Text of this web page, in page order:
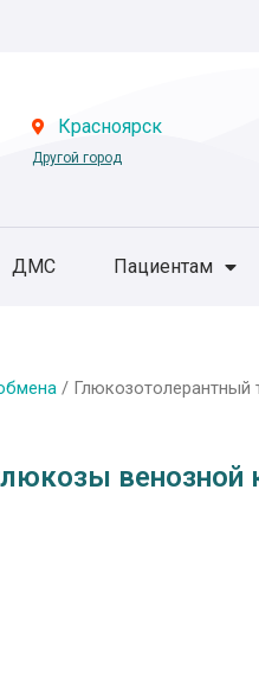
Красноярск
Другой город
ДМС Пациентам
/ Глюкозотолерантный
венозной